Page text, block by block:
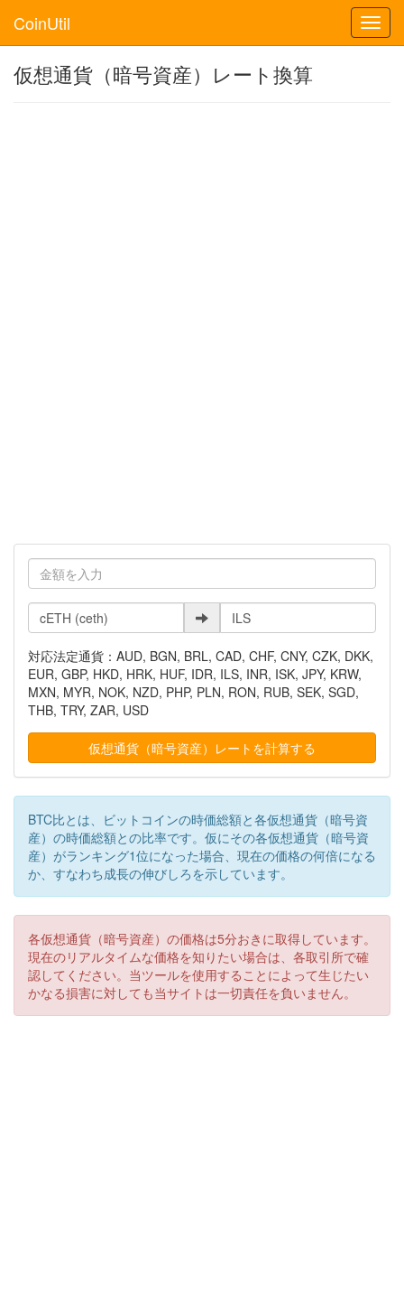
CoinUtil
仮想通貨（暗号資産）レート換算
対応法定通貨：AUD, BGN, BRL, CAD, CHF, CNY, CZK, DKK,
EUR, GBP, HKD, HRK, HUF, IDR, ILS, INR, ISK, JPY, KRW,
MXN, MYR, NOK, NZD, PHP, PLN, RON, RUB, SEK, SGD,
THB, TRY, ZAR, USD
BTC比とは、ビットコインの時価総額と各仮想通貨（暗号資
産）の時価総額との比率です。仮にその各仮想通貨（暗号資
産）がランキング1位になった場合、現在の価格の何倍になる
か、すなわち成長の伸びしろを示しています。
各仮想通貨（暗号資産）の価格は5分おきに取得しています。
現在のリアルタイムな価格を知りたい場合は、各取引所で確
認してください。当ツールを使用することによって生じたい
かなる損害に対しても当サイトは一切責任を負いません。